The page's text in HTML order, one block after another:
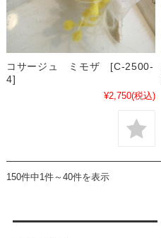
コサージュ ミモザ [C-2500-
4]
¥2,750(税込)
150件中1件～40件を表示